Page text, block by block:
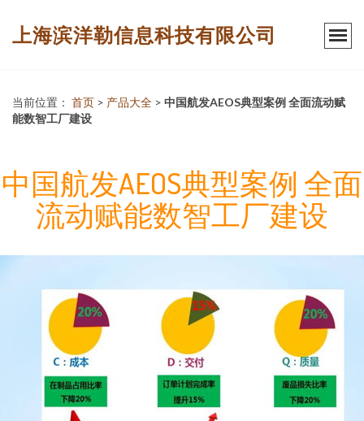
上海滨洋勒信息科技有限公司
当前位置： 首页 > 产品大全 > 中国航发AEOS典型案例 全面流动赋
能数智工厂建设
中国航发AEOS典型案例 全面
流动赋能数智工厂建设